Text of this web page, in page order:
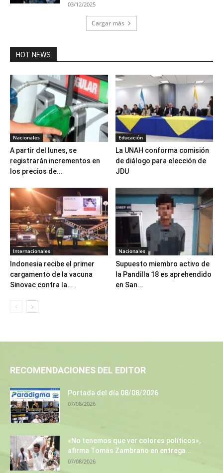
03/12/2025
Cargar más
HOT NEWS
Nacionales
A partir del lunes, se
registrarán incrementos en
los precios de...
Educación
La UNAH conforma comisión
de diálogo para elección de
JDU
Internacionales
Indonesia recibe el primer
cargamento de la vacuna
Sinovac contra la...
Nacionales
Supuesto miembro activo de
la Pandilla 18 es aprehendido
en San...
RECOMENDACIONES DEL EDITOR
Portada del día 08/08/2026
07/08/2026
«No tenemos que ver colores políticos»,
afirma Tomás Zambrano en entrega...
07/08/2026